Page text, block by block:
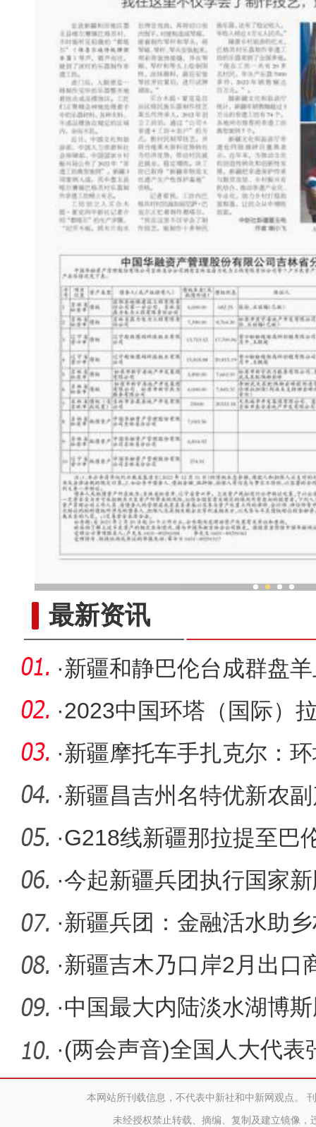
最新资讯
·新疆和静巴伦台成群盘
·2023中国环塔（国际）
在新疆阿克
·新疆摩托车手扎克尔：
的命运
·新疆昌吉州名特优新农副
·G218线新疆那拉提至巴
段复工
·今起新疆兵团执行国家
·新疆兵团：金融活水助
越宽
·新疆吉木乃口岸2月出口
·中国最大内陆淡水湖博
期
·(两会声音)全国人大代表
优势转
本网站所刊载信息，不代表中新社和中新网观点。
未经授权禁止转载、摘编、复制及建立镜像，